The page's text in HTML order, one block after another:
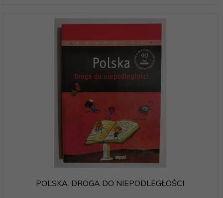
POLSKA. DROGA DO NIEPODLEGŁOŚCI